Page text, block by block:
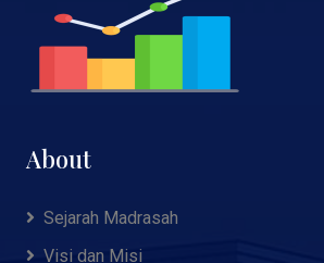
About
Sejarah Madrasah
Visi dan Misi